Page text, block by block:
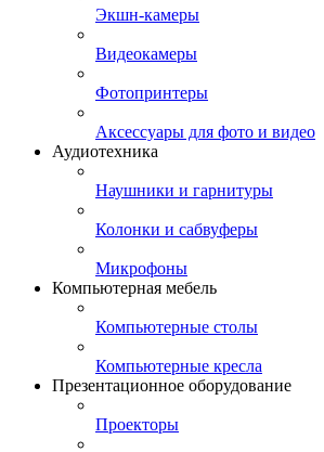
Экшн-камеры
Видеокамеры
Фотопринтеры
Аксессуары для фото и видео
Аудиотехника
Наушники и гарнитуры
Колонки и сабвуферы
Микрофоны
Компьютерная мебель
Компьютерные столы
Компьютерные кресла
Презентационное оборудование
Проекторы